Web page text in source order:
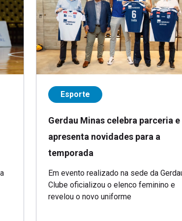
Esporte
Gerdau Minas celebra parceria e
apresenta novidades para a
temporada
Em evento realizado na sede da Gerdau,
Clube oficializou o elenco feminino e
revelou o novo uniforme